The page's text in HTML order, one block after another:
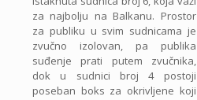
za najbolju na Balkanu. Prostor
za publiku u svim sudnicama je
zvučno izolovan, pa publika
suđenje prati putem zvučnika,
dok u sudnici broj 4 postoji
poseban boks za okrivljene koji